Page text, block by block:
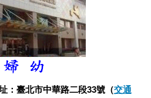
：臺北市中華路二段33號（交通